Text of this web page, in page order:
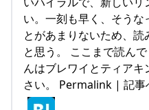
い。一刻も早く、そうな
とがあまりないため、
と思う。 ここまで読ん
んはブレワイとティア
さい。 Permalink | 記事